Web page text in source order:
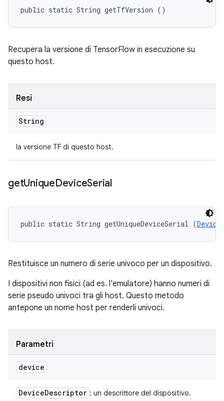
public static String getTfVersion ()
Recupera la versione di TensorFlow in esecuzione su
questo host.
Resi
String
la versione TF di questo host.
getUniqueDeviceSerial
public static String getUniqueDeviceSerial (
Restituisce un numero di serie univoco per un dispositivo.
I dispositivi non fisici (ad es. l'emulatore) hanno numeri di
serie pseudo univoci tra gli host. Questo metodo
antepone un nome host per renderli univoci.
Parametri
device
DeviceDescriptor : un descrittore del dispositivo.